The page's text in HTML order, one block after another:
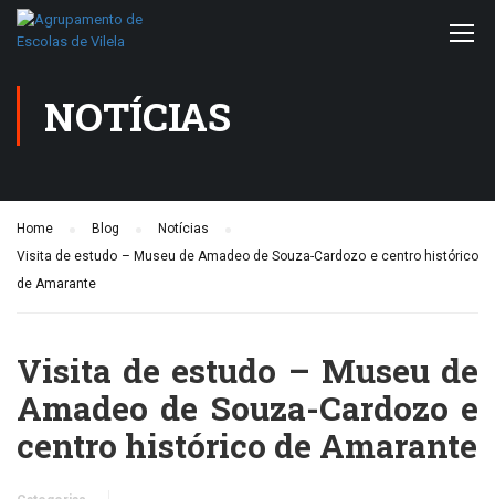
NOTÍCIAS
Home Blog
Notícias
Visita de estudo – Museu de Amadeo de Souza-Cardozo e centro histórico
de Amarante
Visita de estudo – Museu de
Amadeo de Souza-Cardozo e
centro histórico de Amarante